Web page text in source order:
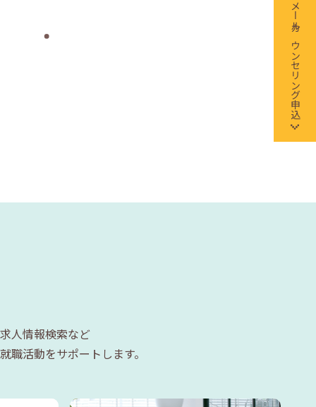
メールカウンセリング申込
人情報検索など
活動をサポートします。